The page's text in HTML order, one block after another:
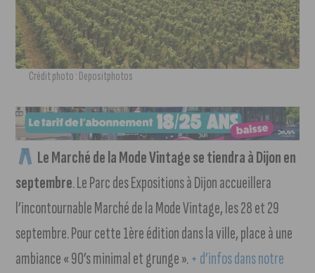
Crédit photo : Depositphotos
Le Marché de la Mode Vintage se tiendra à Dijon en
septembre. Le Parc des Expositions à Dijon accueillera
l’incontournable Marché de la Mode Vintage, les 28 et 29
septembre. Pour cette 1ère édition dans la ville, place à une
ambiance « 90’s minimal et grunge ».+ d’infos dans notre